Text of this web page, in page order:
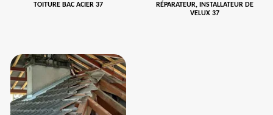
TOITURE BAC ACIER 37
RÉPARATEUR, INSTALLATEUR DE
VELUX 37